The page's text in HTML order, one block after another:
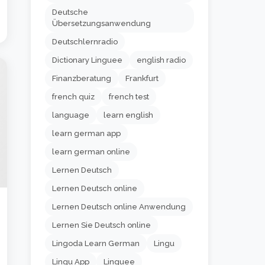
Deutsche
Übersetzungsanwendung
Deutschlernradio
Dictionary Linguee english radio
Finanzberatung Frankfurt
french quiz french test
language learn english
learn german app
learn german online
Lernen Deutsch
Lernen Deutsch online
Lernen Deutsch online Anwendung
Lernen Sie Deutsch online
Lingoda Learn German Lingu
Lingu App Linguee